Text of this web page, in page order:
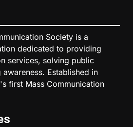
Society is a
dedicated to providing
services, solving public
Established in
first Mass Communication